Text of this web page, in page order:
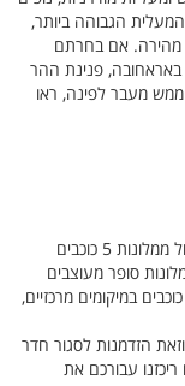
הגבוהה ביותר,
מהירה. אם בחרתם
באראחובה, פנינת ההר
ממש מעבר לפינה, ראו
בעיר אתונה תוכלו למצוא מגוון עצום של מלונות, החל ממלונות 5 כוכבים
סופר מעוצבים
שהעיצוב שלהם היא חוויה בפני עצמה, מלונות 2-3 כוכבים במיקומים מרכזיים,
הזדמנות לסגור חדר
ריכזנו עבורכם את